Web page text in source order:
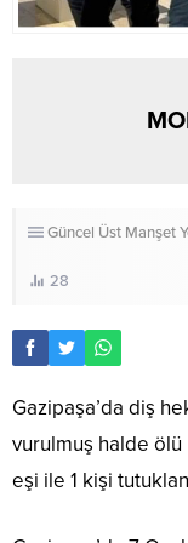
Güncel Üst Manşet
28
Gazipaşa’da diş
vurulmuş halde ölü
eşi ile 1 kişi